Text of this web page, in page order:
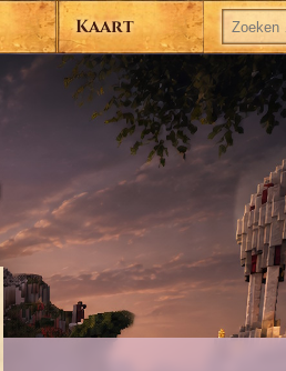
Kaart
Zoeken
naar: